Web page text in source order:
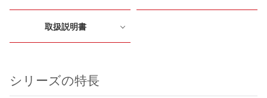
取扱説明書
シリーズの特長